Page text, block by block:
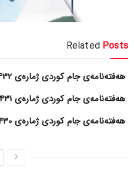
Related Posts
هەفتەنامەی جام کوردی ژمارەی 432
هەفتەنامەی جام کوردی ژمارەی 431
هەفتەنامەی جام کوردی ژمارەی 430